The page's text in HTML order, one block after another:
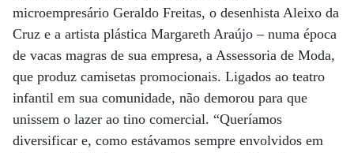
microempresário Geraldo Freitas, o desenhista Aleixo da
Cruz e a artista plástica Margareth Araújo – numa época
de vacas magras de sua empresa, a Assessoria de Moda,
que produz camisetas promocionais. Ligados ao teatro
infantil em sua comunidade, não demorou para que
unissem o lazer ao tino comercial. “Queríamos
diversificar e, como estávamos sempre envolvidos em